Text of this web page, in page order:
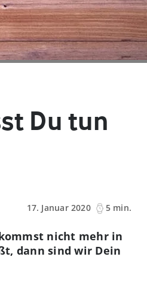
Du tun
17. Januar 2020
5 min.
nicht mehr in
dann sind wir Dein